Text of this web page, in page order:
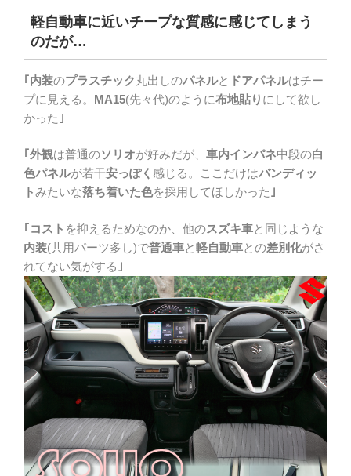
軽自動車に近いチープな質感に感じてしまう
のだが…
｢内装のプラスチック丸出しのパネルと ドアパネルはチー
プに見える。 MA15(先々代)のように布地貼り にして欲し
かった ｣
｢外観は普通のソリオが好みだが、 車内インパネ中段の白
色パネルが若干安っぽく 感じる。ここだけはバンディッ
トみたいな落ち着いた色を採用してほしかった ｣
｢コスト を抑えるためなのか、他のスズキ車と同じような
内装(共用パーツ多し)で普通車と軽自動車との差別化がさ
れてない気がする ｣